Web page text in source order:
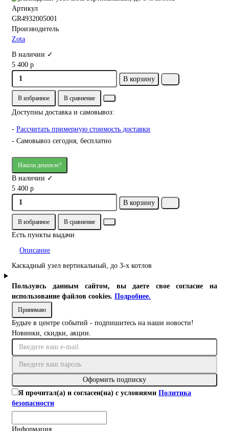
Артикул
GR4932005001
Производитель
Zota
В наличии ✓
5 400 р
В корзину
В избранное В сравнение
Доступны доставка и самовывоз:
- Рассчитать примерную стоимость доставки
- Самовывоз сегодня, бесплатно
Нашли дешевле?
В наличии ✓
5 400 р
В корзину
В избранное В сравнение
Есть пункты выдачи
Описание
Каскадный узел вертикальный, до 3-х котлов
Пользуясь данным сайтом, вы даете свое согласие на
использование файлов cookies. Подробнее.
Принимаю
Будьте в центре событий - подпишитесь на наши новости!
Новинки, скидки, акции.
Оформить подписку
Я прочитал(а) и согласен(на) с условиями Политика
безопасности
Информация